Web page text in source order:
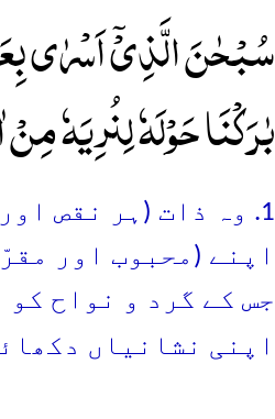
سُبۡحٰنَ الَّذِیۡۤ اَسۡرٰی
بٰرَکۡنَا حَوۡلَہٗ لِنُرِیَہٗ
1. وہ ذات (ہر نقص
اپنے (محبوب اور
جس کے گرد و نواح کو
اپنی نشانیاں